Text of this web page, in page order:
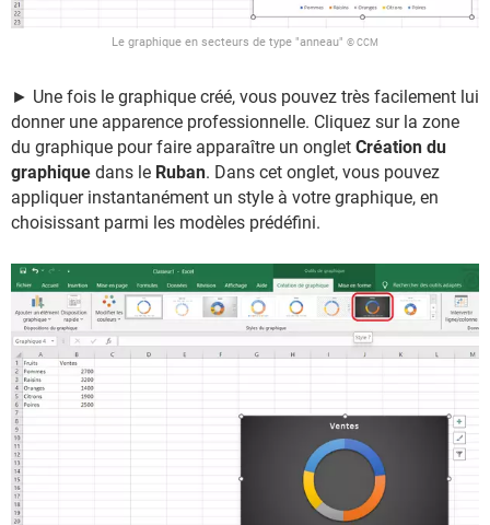
Le graphique en secteurs de type "anneau" © CCM
► Une fois le graphique créé, vous pouvez très facilement lui
donner une apparence professionnelle. Cliquez sur la zone
du graphique pour faire apparaître un onglet Création du
graphique dans le Ruban. Dans cet onglet, vous pouvez
appliquer instantanément un style à votre graphique, en
choisissant parmi les modèles prédéfini.